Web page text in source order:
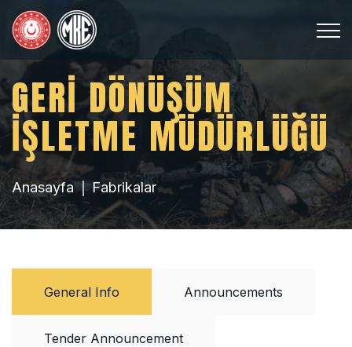
GERİ DÖNÜŞÜM
İŞLETME MÜDÜRLÜĞÜ
Anasayfa Fabrikalar
General Info Announcements
Tender Announcement